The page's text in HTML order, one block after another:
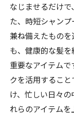
なじませるだけ
た、時短シャン
兼ね備えたもの
も、健康的な髪
重要なアイテム
クを活用するこ
け、忙しい日々
れらのアイテム